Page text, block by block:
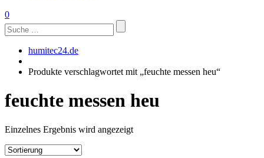
0
Suchen
nach:
humitec24.de
Produkte verschlagwortet mit „feuchte messen heu“
feuchte messen heu
Einzelnes Ergebnis wird angezeigt